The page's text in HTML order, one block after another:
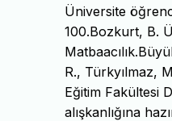
Üniversite
100.Bozkurt, B.
R., Türkyılmaz,
Eğitim Fakültesi
alışkanlığına